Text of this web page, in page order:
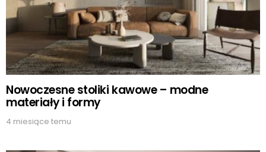
Nowoczesne stoliki kawowe – modne
materiały i formy
4 miesiące temu